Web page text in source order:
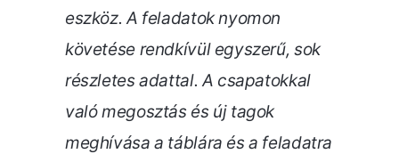
eszköz. A feladatok nyomon
követése rendkívül egyszerű, sok
részletes adattal. A csapatokkal
való megosztás és új tagok
meghívása a táblára és a feladatra